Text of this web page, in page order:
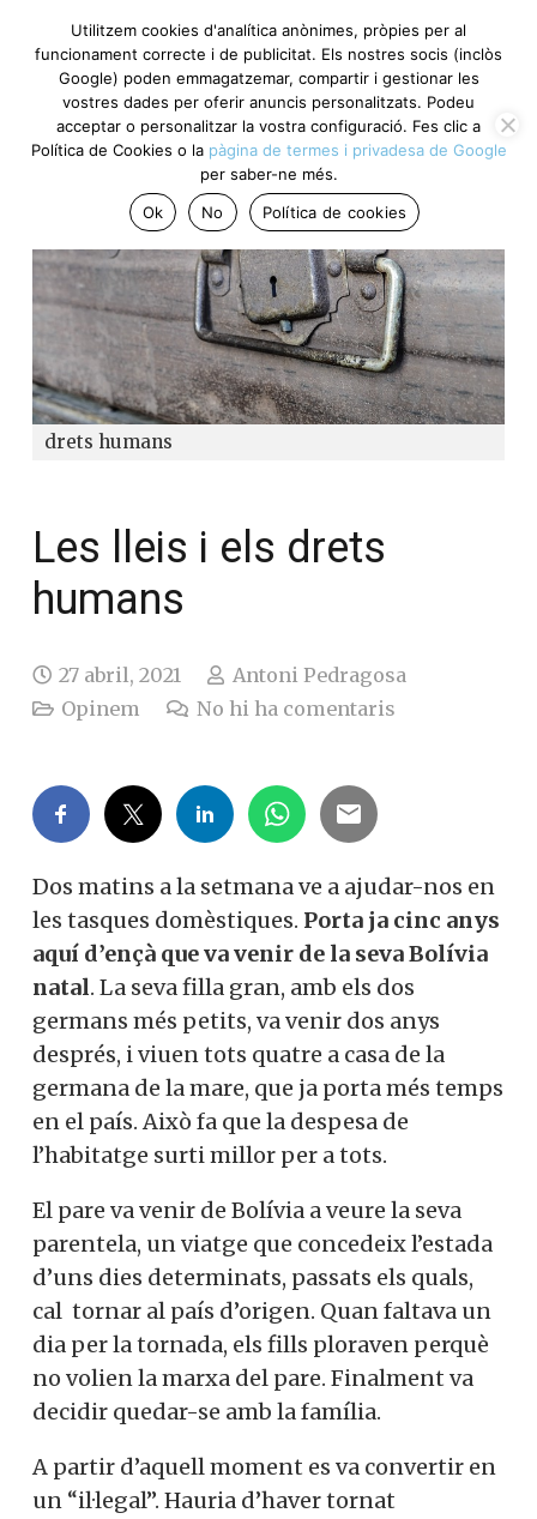
drets humans
Les lleis i els drets
humans
27 abril, 2021
Antoni Pedragosa
Opinem
No hi ha comentaris
Dos matins a la setmana ve a ajudar-nos en
les tasques domèstiques. Porta ja cinc anys
aquí d’ençà que va venir de la seva Bolívia
natal. La seva filla gran, amb els dos
germans més petits, va venir dos anys
després, i viuen tots quatre a casa de la
germana de la mare, que ja porta més temps
en el país. Això fa que la despesa de
l’habitatge surti millor per a tots.
El pare va venir de Bolívia a veure la seva
parentela, un viatge que concedeix l’estada
d’uns dies determinats, passats els quals,
cal tornar al país d’origen. Quan faltava un
dia per la tornada, els fills ploraven perquè
no volien la marxa del pare. Finalment va
decidir quedar-se amb la família.
A partir d’aquell moment es va convertir en
un “il·legal”. Hauria d’haver tornat
Utilitzem cookies d'analítica anònimes, pròpies per al
funcionament correcte i de publicitat. Els nostres socis (inclòs
Google) poden emmagatzemar, compartir i gestionar les
vostres dades per oferir anuncis personalitzats. Podeu
acceptar o personalitzar la vostra configuració. Fes clic a
Política de Cookies o la pàgina de termes i privadesa de Google
per saber-ne més.
Ok
No Política de cookies